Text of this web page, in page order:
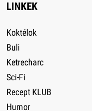
LINKEK
Koktélok
Buli
Ketrecharc
Sci-Fi
Recept KLUB
Humor